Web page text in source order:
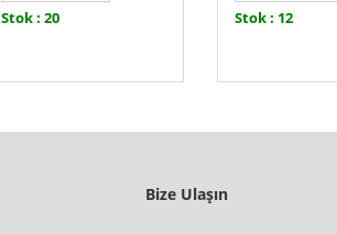
Stok : 20
Stok : 12
Bize Ulaşın